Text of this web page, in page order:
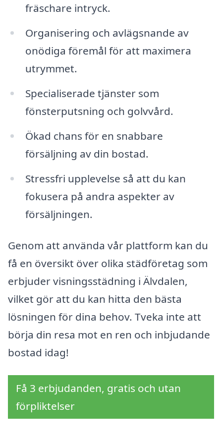
fräschare intryck.
Organisering och avlägsnande av
onödiga föremål för att maximera
utrymmet.
Specialiserade tjänster som
fönsterputsning och golvvård.
Ökad chans för en snabbare
försäljning av din bostad.
Stressfri upplevelse så att du kan
fokusera på andra aspekter av
försäljningen.
Genom att använda vår plattform kan du
få en översikt över olika städföretag som
erbjuder visningsstädning i Älvdalen,
vilket gör att du kan hitta den bästa
lösningen för dina behov. Tveka inte att
börja din resa mot en ren och inbjudande
bostad idag!
Få 3 erbjudanden, gratis och utan
förpliktelser